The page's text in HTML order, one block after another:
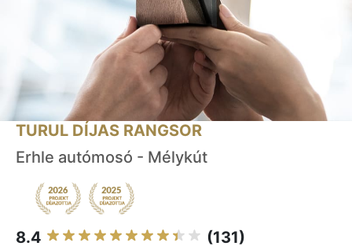
TURUL DÍJAS RANGSOR
Erhle autómosó - Mélykút
8.4 (131)